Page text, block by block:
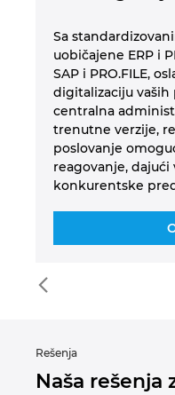
Sa
uobičajene ERP i
SAP i PRO.FILE,
digitalizaciju vaših
centralna
trenutne verzije,
poslovanje
reagovanje, dajući
konkurentske
Rešenja
Naša rešenja
Ujedinjeni Arapski
Ukrajina
Velika Britanija